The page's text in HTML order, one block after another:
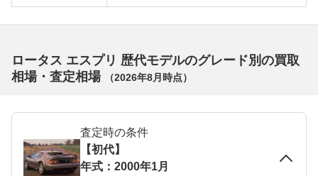
ロータス エスプリ 歴代モデルのグレード別の買取
相場・査定相場
（2026年8月時点）
査定時の条件
【初代】
年式：2000年1月